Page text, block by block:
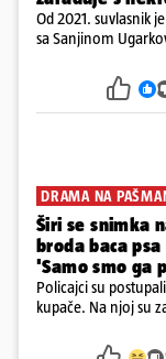
Od 2021. suvlasnik
sa Sanjinom
poslovanje
DRAMA NA
Širi se snimka
broda baca
'Samo smo ga
Policajci su
kupače. Na njoj su
ga uhitili, a psa je